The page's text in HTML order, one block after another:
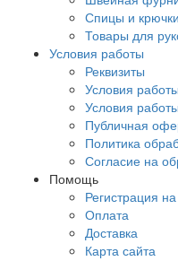
Спицы и крючки
Товары для
Условия работы
Реквизиты
Условия
Условия
Публичная
Политика
Согласие на
Помощь
Регистрация
Оплата
Доставка
Карта сайта